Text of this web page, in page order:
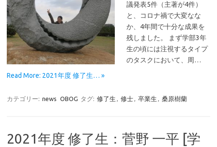
議発表5件（主著が4件）
と、コロナ禍で大変なな
か、4年間で十分な成果を
残しました。 まず学部3年
生の頃には注視するタイプ
のタスクにおいて、周…
Read More: 2021年度 修了生… »
カテゴリー: news OBOG タグ: 修了生 , 修士, 卒業生 , 桑原樹蘭
2021年度 修了生：菅野 一平 [学